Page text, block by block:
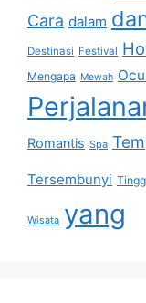
Cara dalam
Destinasi Festival
Mengapa Mewah
Romantis Spa
Tersembunyi
Wisata yang